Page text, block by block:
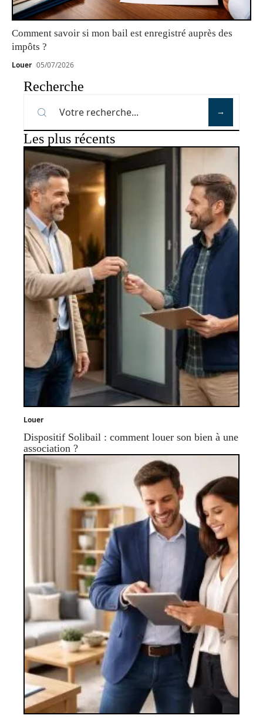
Comment savoir si mon bail est enregistré auprès des
impôts ?
Louer 05/07/2026
Recherche
Les plus récents
Louer
Dispositif Solibail : comment louer son bien à une
association ?